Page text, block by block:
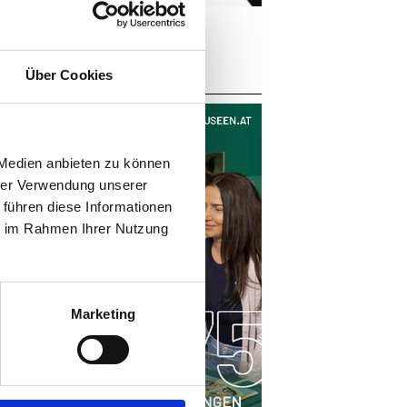
Über Cookies
anbieten zu können
Verwendung unserer
diese Informationen
Rahmen Ihrer Nutzung
Marketing
-